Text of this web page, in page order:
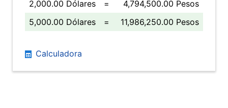
2,000.00 Dólares
=
4,794,500.00 Pesos
5,000.00 Dólares
= 11,986,250.00 Pesos
Calculadora